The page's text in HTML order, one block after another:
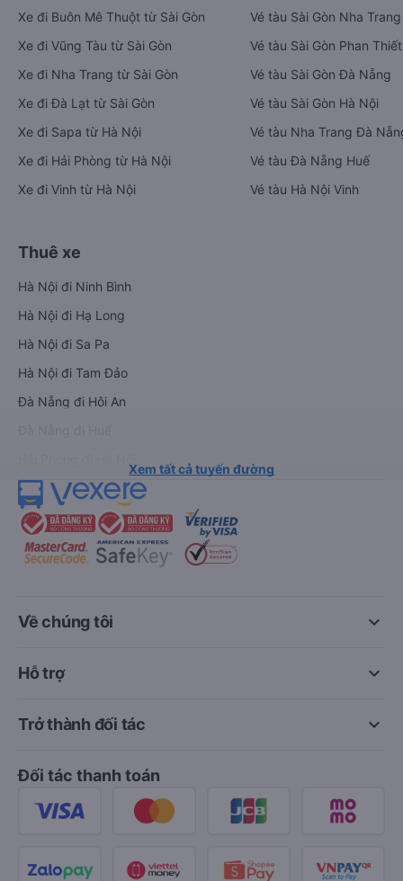
Xe đi Buôn Mê Thuột từ Sài Gòn
Xe đi Vũng Tàu từ Sài Gòn
Xe đi Nha Trang từ Sài Gòn
Xe đi Đà Lạt từ Sài Gòn
Xe đi Sapa từ Hà Nội
Xe đi Hải Phòng từ Hà Nội
Xe đi Vinh từ Hà Nội
Vé tàu Sài Gòn Nha Trang
Vé tàu Sài Gòn Phan Thiết
Vé tàu Sài Gòn Đà Nẵng
Vé tàu Sài Gòn Hà Nội
Vé tàu Nha Trang Đà
Vé tàu Đà Nẵng Huế
Vé tàu Hà Nội Vinh
Thuê xe
Hà Nội đi Ninh Bình
Hà Nội đi Hạ Long
Hà Nội đi Sa Pa
Hà Nội đi Tam Đảo
Đà Nẵng đi Hội An
Xem tất cả tuyến đường
keyboard_arrow_down
Về chúng tôi
keyboard_arrow_down
Hỗ trợ
keyboard_arrow_down
Trở thành đối tác
Đối tác thanh toán